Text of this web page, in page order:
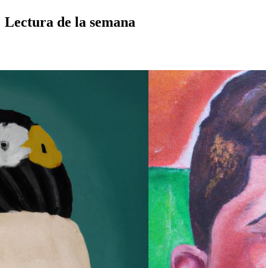
Lectura de la semana